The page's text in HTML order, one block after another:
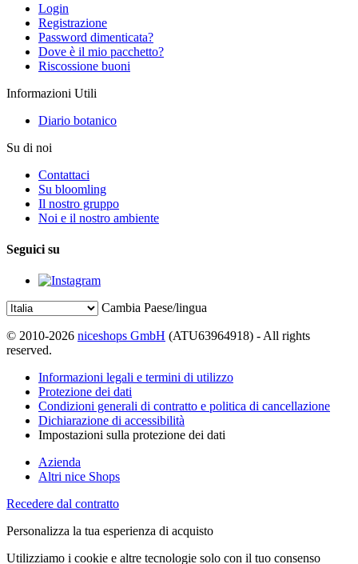
Login
Registrazione
Password dimenticata?
Dove è il mio pacchetto?
Riscossione buoni
Informazioni Utili
Diario botanico
Su di noi
Contattaci
Su bloomling
Il nostro gruppo
Noi e il nostro ambiente
Seguici su
Cambia Paese/lingua
© 2010-2026 niceshops GmbH (ATU63964918) - All rights
reserved.
Informazioni legali e termini di utilizzo
Protezione dei dati
Condizioni generali di contratto e politica di cancellazione
Dichiarazione di accessibilità
Impostazioni sulla protezione dei dati
Azienda
Altri nice Shops
Recedere dal contratto
Personalizza la tua esperienza di acquisto
Utilizziamo i cookie e altre tecnologie solo con il tuo consenso